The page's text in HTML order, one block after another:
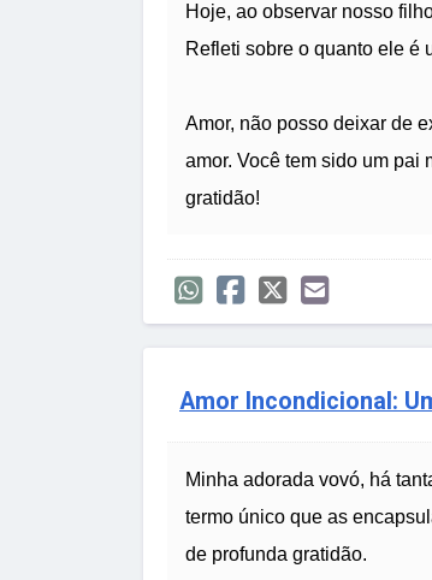
Hoje, ao observar nosso
Refleti sobre o quanto ele é
Amor, não posso deixar de
amor. Você tem sido um pai
gratidão!
Amor Incondicional:
Minha adorada vovó, há
termo único que as
de profunda gratidão.